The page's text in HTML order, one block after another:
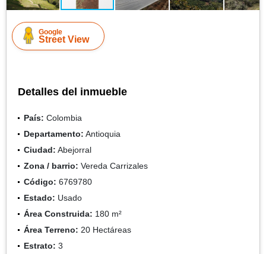
Google
Street View
Detalles del inmueble
País: Colombia
Departamento: Antioquia
Ciudad: Abejorral
Zona / barrio: Vereda Carrizales
Código: 6769780
Estado: Usado
Área Construida: 180 m²
Área Terreno: 20 Hectáreas
Estrato: 3